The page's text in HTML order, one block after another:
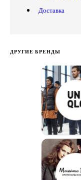
Доставка
ДРУГИЕ БРЕНДЫ